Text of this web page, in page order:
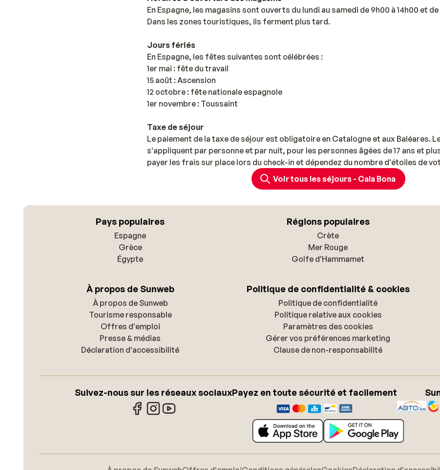
En Espagne, les magasins sont ouverts du lundi au samedi de 9h00 à 14h00 et de
Dans les zones touristiques, ils ferment plus tard.
Jours fériés
En Espagne, les fêtes suivantes sont célébrées :
1er mai : fête du travail
15 août : Ascension
12 octobre : fête nationale espagnole
1er novembre : Toussaint
Taxe de séjour
Le paiement de la taxe de séjour est obligatoire en Catalogne et aux Baléares.
s'appliquent par personne et par nuit, pour les personnes âgées de 17 ans et
payer les frais sur place lors du check-in et dépendez du nombre d'étoiles de
Voir tous les séjours - Cala Bona
Pays populaires
Espagne
Grèce
Égypte
Régions populaires
Crète
Mer Rouge
Golfe d'Hammamet
À propos de Sunweb
À propos de Sunweb
Tourisme responsable
Offres d'emploi
Presse & médias
Déclaration d'accessibilité
Politique de confidentialité & cookies
Politique de confidentialité
Politique relative aux cookies
Paramètres des cookies
Gérer vos préférences marketing
Clause de non-responsabilité
Suivez-nous sur les réseaux sociauxPayez en toute sécurité et facilement